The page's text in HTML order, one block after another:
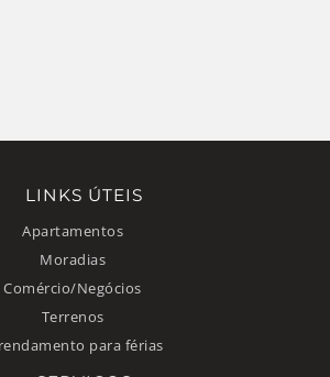
LINKS ÚTEIS
Apartamentos
Moradias
Comércio/Negócios
Terrenos
para férias